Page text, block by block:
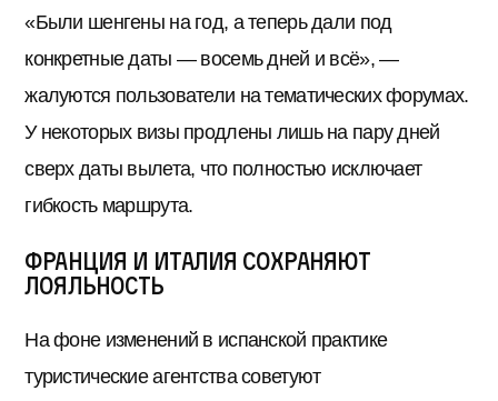
«Были шенгены на год, а теперь дали под
конкретные даты — восемь дней и всё», —
жалуются пользователи на тематических форумах.
У некоторых визы продлены лишь на пару дней
сверх даты вылета, что полностью исключает
гибкость маршрута.
Франция и Италия сохраняют
лояльность
На фоне изменений в испанской практике
туристические агентства советуют